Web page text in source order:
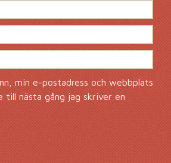
min e-postadress och webbplats
till nästa gång jag skriver en